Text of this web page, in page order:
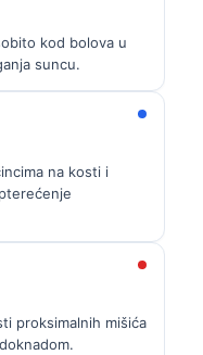
kod bolova u
suncu.
na kosti i
proksimalnih mišića